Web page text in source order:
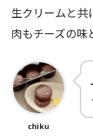
生クリームと
肉もチーズの味
chiku